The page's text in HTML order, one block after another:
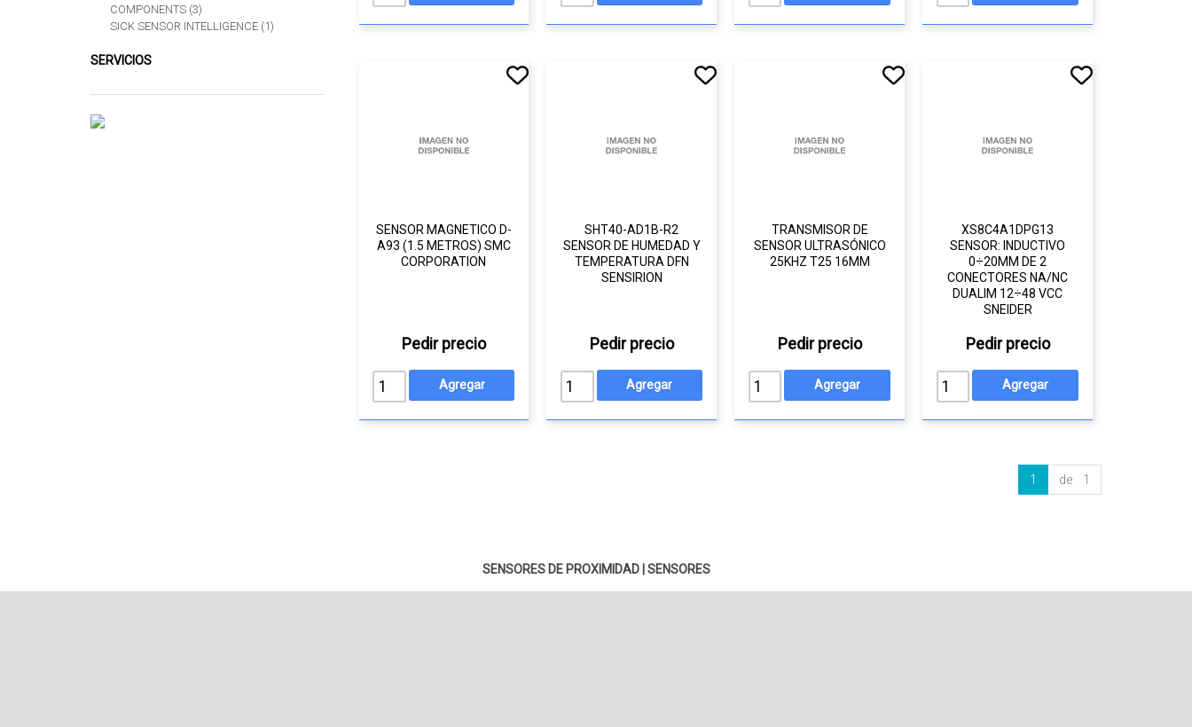
COMPONENTS (3)
SICK SENSOR INTELLIGENCE (1)
SERVICIOS
SENSOR MAGNETICO D-
A93 (1.5 METROS) SMC
CORPORATION
Pedir precio
SHT40-AD1B-R2
SENSOR DE HUMEDAD Y
TEMPERATURA DFN
SENSIRION
Pedir precio
TRANSMISOR DE
SENSOR ULTRASÓNICO
25KHZ T25 16MM
Pedir precio
XS8C4A1DPG13
SENSOR: INDUCTIVO
0÷20MM DE 2
CONECTORES NA/NC
DUALIM 12÷48 VCC
SNEIDER
Pedir precio
1 de 1
SENSORES DE PROXIMIDAD| SENSORES